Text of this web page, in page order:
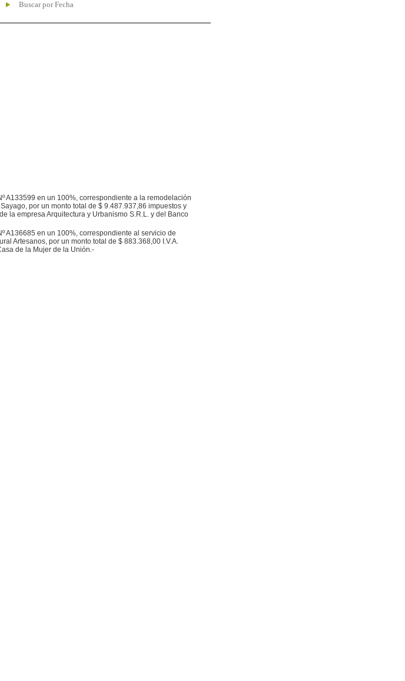
Buscar por Fecha
A133599 en un 100%, correspondiente a la remodelación
por un monto total de $ 9.487.937,86 impuestos y
la empresa Arquitectura y Urbanismo S.R.L. y del Banco
A136685 en un 100%, correspondiente al servicio de
Artesanos, por un monto total de $ 883.368,00 I.V.A.
de la Mujer de la Unión.-